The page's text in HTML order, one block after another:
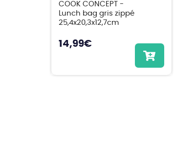
COOK CONCEPT -
Lunch bag gris zippé
25,4x20,3x12,7cm
14,99€